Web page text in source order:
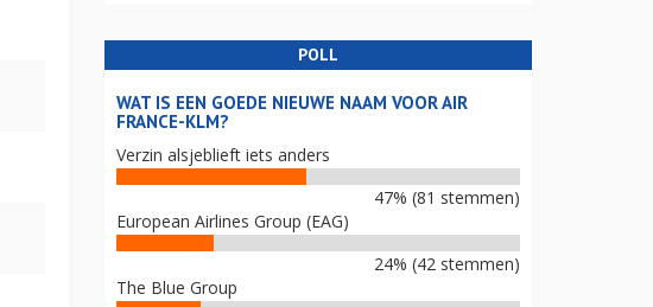
POLL
WAT IS EEN GOEDE NIEUWE NAAM VOOR AIR
FRANCE-KLM?
Verzin alsjeblieft iets anders
47% (81 stemmen)
European Airlines Group (EAG)
24% (42 stemmen)
The Blue Group